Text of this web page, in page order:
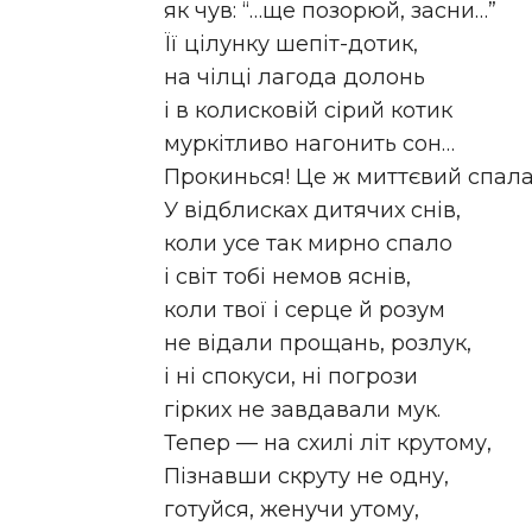
як чув: “…ще позорюй, засни…”
Її цілунку шепіт-дотик,
на чілці лагода долонь
і в колисковій сірий котик
муркітливо нагонить сон…
Прокинься! Це ж миттєвий
У відблисках дитячих снів,
коли усе так мирно спало
і світ тобі немов яснів,
коли твої і серце й розум
не відали прощань, розлук,
і ні спокуси, ні погрози
гірких не завдавали мук.
Тепер — на схилі літ крутому,
Пізнавши скруту не одну,
готуйся, женучи утому,